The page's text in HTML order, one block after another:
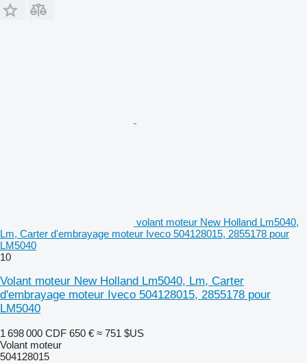
volant moteur New Holland Lm5040,
Lm, Carter d'embrayage moteur Iveco 504128015, 2855178 pour
LM5040
10
Volant moteur New Holland Lm5040, Lm, Carter
d'embrayage moteur Iveco 504128015, 2855178 pour
LM5040
1 698 000 CDF 650 € ≈ 751 $US
Volant moteur
504128015